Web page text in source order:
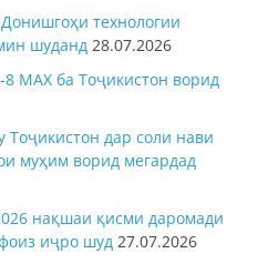
технологии
шуданд 28.07.2026
MAX ба Тоҷикистон ворид
Тоҷикистон дар соли нави
муҳим ворид мегардад
нақшаи қисми даромади
иҷро шуд 27.07.2026